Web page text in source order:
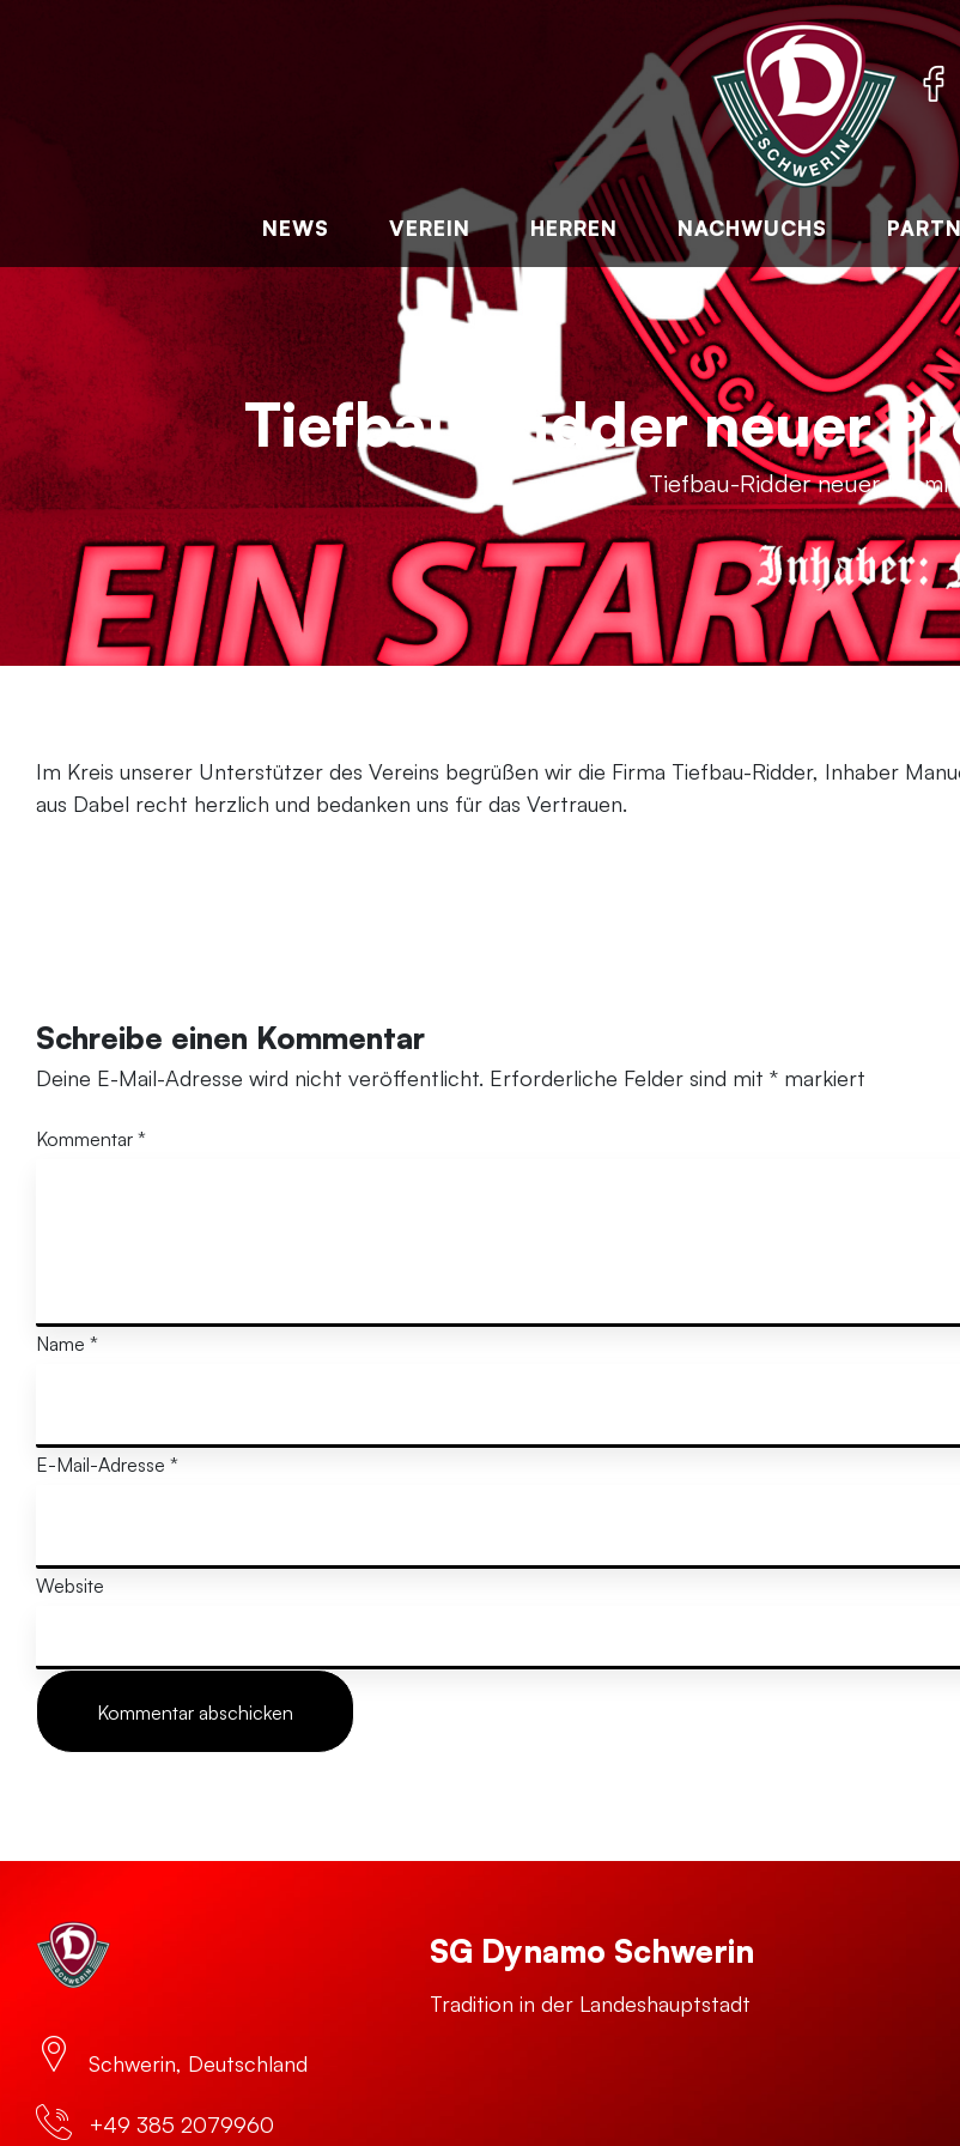
NEWS VEREIN HERREN NACHWUCHS
Tiefbau-Ridder neuer
Home Tiefbau-Ridder neuer
Im Kreis unserer Unterstützer des Vereins begrüßen wir die Firma Tiefbau-Ridder, Inhaber
aus Dabel recht herzlich und bedanken uns für das Vertrauen.
Schreibe einen Kommentar
Deine E-Mail-Adresse wird nicht veröffentlicht. Erforderliche Felder sind mit * markiert
Kommentar *
Name *
E-Mail-Adresse *
Website
Schwerin, Deutschland
+49 385 2079960
SG Dynamo Schwerin
Tradition in der Landeshauptstadt